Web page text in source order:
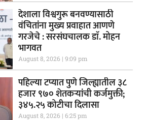
देशाला विश्वगुरू बनवण्यासाठी
वंचितांना मुख्य प्रवाहात आणणे
गरजेचे : सरसंघचालक डाॅ. मोहन
भागवत
August 8, 2026 9:09 pm
पहिल्या टप्यात पुणे जिल्ह्यातील ३८
हजार ९७० शेतकऱ्यांची कर्जमुक्ती;
३४५.२५ कोटीचा दिलासा
August 8, 2026 6:25 pm